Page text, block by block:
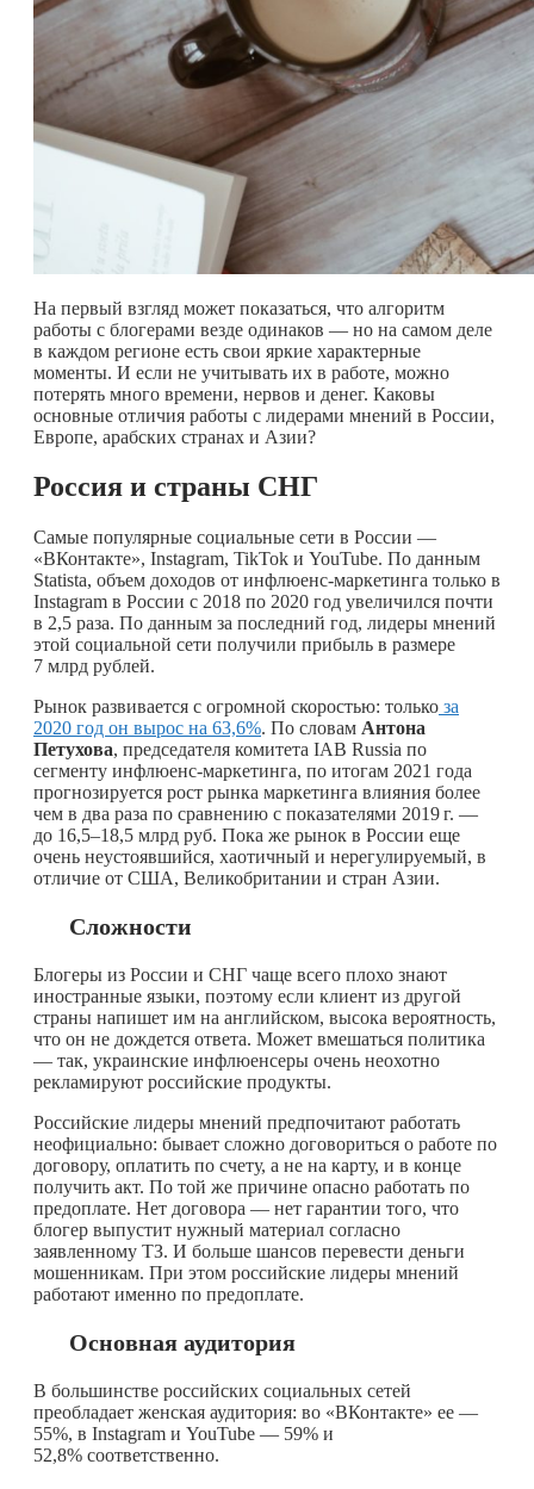
На первый взгляд может показаться, что алгоритм
работы с блогерами везде одинаков — но на самом деле
в каждом регионе есть свои яркие характерные
моменты. И если не учитывать их в работе, можно
потерять много времени, нервов и денег. Каковы
основные отличия работы с лидерами мнений в России,
Европе, арабских странах и Азии?
Россия и страны СНГ
Самые популярные социальные сети в России —
«ВКонтакте», Instagram, TikTok и YouTube. По данным
Statista, объем доходов от инфлюенс-маркетинга только в
Instagram в России с 2018 по 2020 год увеличился почти
в 2,5 раза. По данным за последний год, лидеры мнений
этой социальной сети получили прибыль в размере
7 млрд рублей.
Рынок развивается с огромной скоростью: только за
2020 год он вырос на 63,6%. По словам Антона
Петухова, председателя комитета IAB Russia по
сегменту инфлюенс-маркетинга, по итогам 2021 года
прогнозируется рост рынка маркетинга влияния более
чем в два раза по сравнению с показателями 2019 г. —
до 16,5–18,5 млрд руб. Пока же рынок в России еще
очень неустоявшийся, хаотичный и нерегулируемый, в
отличие от США, Великобритании и стран Азии.
Сложности
Блогеры из России и СНГ чаще всего плохо знают
иностранные языки, поэтому если клиент из другой
страны напишет им на английском, высока вероятность,
что он не дождется ответа. Может вмешаться политика
— так, украинские инфлюенсеры очень неохотно
рекламируют российские продукты.
Российские лидеры мнений предпочитают работать
неофициально: бывает сложно договориться о работе по
договору, оплатить по счету, а не на карту, и в конце
получить акт. По той же причине опасно работать по
предоплате. Нет договора — нет гарантии того, что
блогер выпустит нужный материал согласно
заявленному ТЗ. И больше шансов перевести деньги
мошенникам. При этом российские лидеры мнений
работают именно по предоплате.
Основная аудитория
В большинстве российских социальных сетей
преобладает женская аудитория: во «ВКонтакте» ее —
55%, в Instagram и YouTube — 59% и
52,8% соответственно.